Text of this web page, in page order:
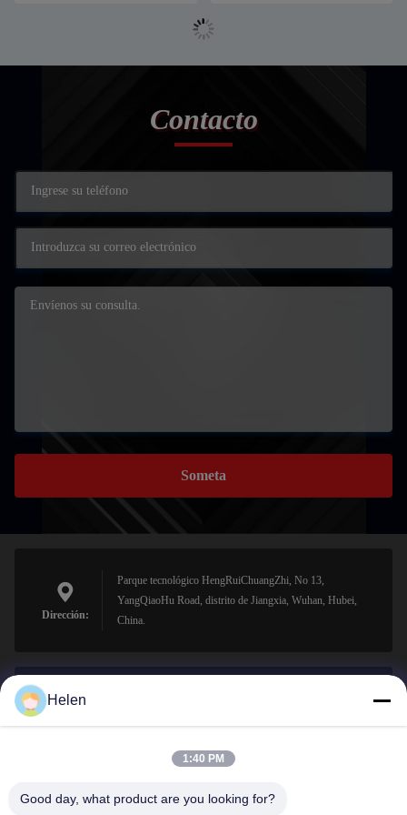
Contacto
Someta
Dirección:
Parque tecnológico HengRuiChuangZhi, No 13,
YangQiaoHu Road, distrito de Jiangxia, Wuhan, Hubei,
China.
El correo
Helen
1:40 PM
Good day, what product are you looking for?